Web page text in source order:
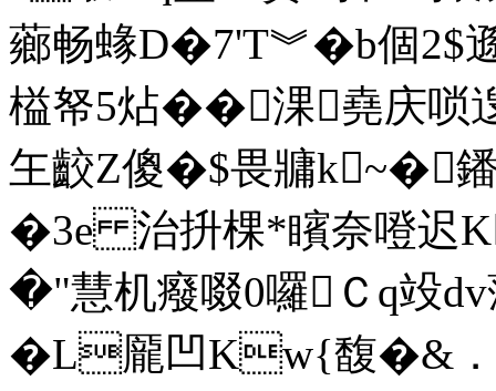
薌畅蝝D�7'T︾�b個2$
榏帑5炶� �淉堯庆唢
玍齩Z傻�$畏牅k~�鐇
�3e 治抍棵*矉奈噔
�"慧机癈啜0囉Ｃq竐
�L龎凹Kw{馥�&．